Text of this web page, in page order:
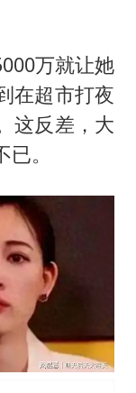
AI
会取消
强国建设
万就让她
在超市打夜
这反差，大
。